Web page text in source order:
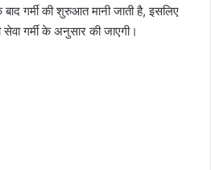
बाद गर्मी की शुरुआत मानी जाती है, इसलिए
गर्मी के अनुसार की जाएगी।